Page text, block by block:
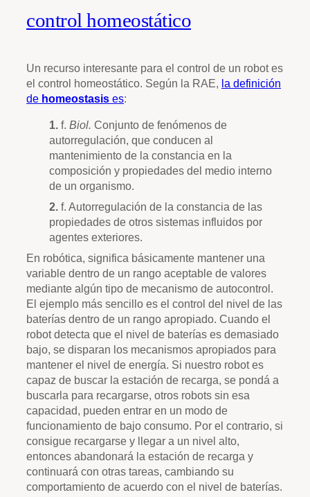
control homeostático
Un recurso interesante para el control de un robot es
el control homeostático. Según la RAE, la definición
de homeostasis es:
1. f. Biol. Conjunto de fenómenos de
autorregulación, que conducen al
mantenimiento de la constancia en la
composición y propiedades del medio interno
de un organismo.
2. f. Autorregulación de la constancia de las
propiedades de otros sistemas influidos por
agentes exteriores.
En robótica, significa básicamente mantener una
variable dentro de un rango aceptable de valores
mediante algún tipo de mecanismo de autocontrol.
El ejemplo más sencillo es el control del nivel de las
baterías dentro de un rango apropiado. Cuando el
robot detecta que el nivel de baterías es demasiado
bajo, se disparan los mecanismos apropiados para
mantener el nivel de energía. Si nuestro robot es
capaz de buscar la estación de recarga, se pondá a
buscarla para recargarse, otros robots sin esa
capacidad, pueden entrar en un modo de
funcionamiento de bajo consumo. Por el contrario, si
consigue recargarse y llegar a un nivel alto,
entonces abandonará la estación de recarga y
continuará con otras tareas, cambiando su
comportamiento de acuerdo con el nivel de baterías.